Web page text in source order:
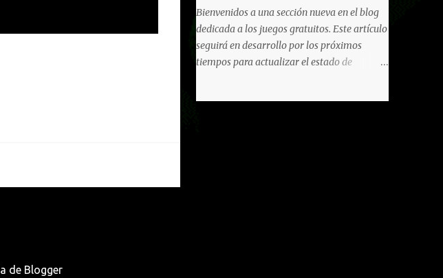
Pass o en tu aplicación de Xbox yendo
directamente a la pestaña de Game Pass.
Essential también ahora sumará el acceso a
la Nube de Xbox, el cual nos permitite jugar
Bienvenidos a una sección nueva en el blog
dedicada a los juegos gratuitos. Este artículo
seguirá en desarrollo por los próximos
tiempos para actualizar el estado de
de Blogger